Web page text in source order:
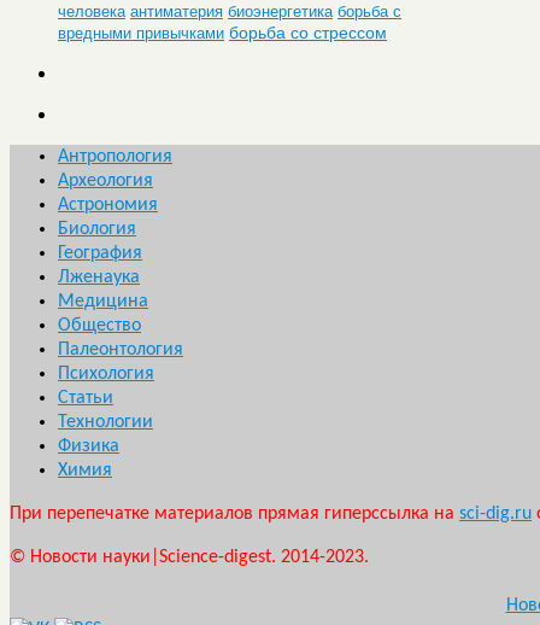
человека антиматерия биоэнергетика борьба с
вредными привычками борьба со стрессом
Антропология
Археология
Астрономия
Биология
География
Лженаука
Медицина
Общество
Палеонтология
Психология
Статьи
Технологии
Физика
Химия
При перепечатке материалов прямая гиперссылка на sci-dig.ru
© Новости науки|Science-digest. 2014-2023.